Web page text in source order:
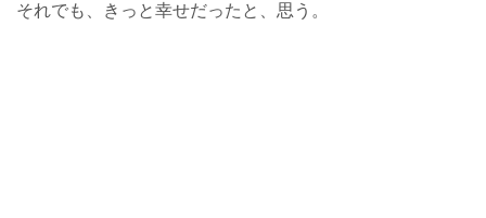
それでも、きっと幸せだったと、思う。